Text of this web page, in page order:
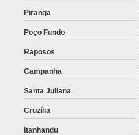
Piranga
Poço Fundo
Raposos
Campanha
Santa Juliana
Cruzília
Itanhandu